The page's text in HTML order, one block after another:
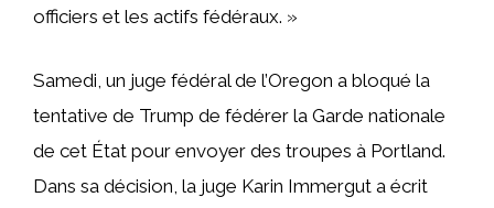
officiers et les actifs fédéraux. »
Samedi, un juge fédéral de l’Oregon a bloqué la
tentative de Trump de fédérer la Garde nationale
de cet État pour envoyer des troupes à Portland.
Dans sa décision, la juge Karin Immergut a écrit